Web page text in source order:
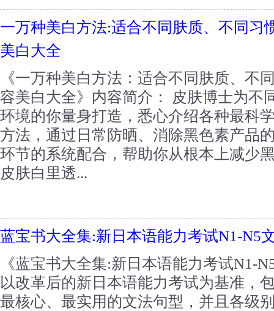
一万种美白方法:适合不同肤质、不同习
美白大全
《一万种美白方法：适合不同肤质、不
容美白大全》内容简介： 皮肤博士为不
环境的你量身打造，悉心介绍各种最科
方法，通过日常防晒、消除黑色素产品
环节的系统配合，帮助你从根本上减少
皮肤白里透...
蓝宝书大全集:新日本语能力考试N1-N5
《蓝宝书大全集:新日本语能力考试N1-
以改革后的新日本语能力考试为基准，
最核心、最实用的文法句型，并且各级